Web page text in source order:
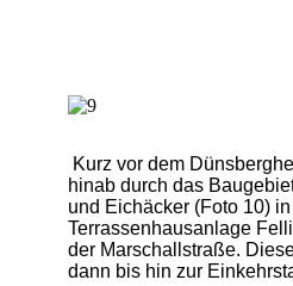
Kurz vor dem
hinab durch das
und Eichäcker (Foto 10)
Terrassenhausanlage
der Marschallstraße.
dann bis hin zur